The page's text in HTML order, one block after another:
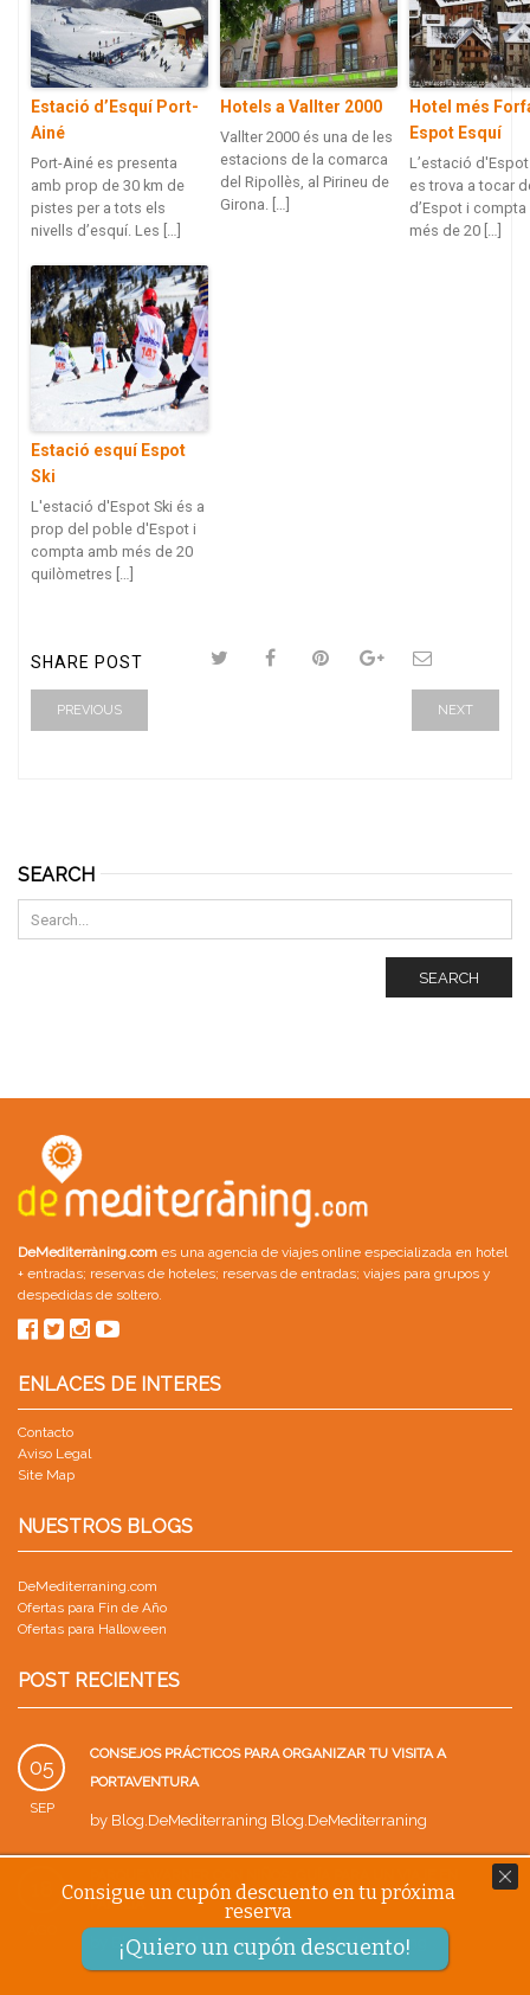
Estació d’Esquí Port-
Ainé
Port-Ainé es presenta
amb prop de 30 km de
pistes per a tots els
nivells d’esquí. Les […]
Hotels a Vallter 2000
Vallter 2000 és una de les
estacions de la comarca
del Ripollès, al Pirineu de
Girona. […]
Hotel més
Espot Esquí
L’estació
es trova a tocar
d’Espot i
més de 20 […]
Estació esquí Espot
Ski
L'estació d'Espot Ski és a
prop del poble d'Espot i
compta amb més de 20
quilòmetres […]
SHARE POST
PREVIOUS NEXT
SEARCH
SEARCH
DeMediterràning.com es una agencia de viajes online especializada en hotel
+ entradas; reservas de hoteles; reservas de entradas; viajes para grupos y
despedidas de soltero
ENLACES DE INTERES
Contacto
Aviso Legal
Site Map
NUESTROS BLOGS
DeMediterraning.com
Ofertas para Fin de Año
Ofertas para Halloween
POST RECIENTES
05
SEP
CONSEJOS PRÁCTICOS PARA ORGANIZAR TU VISITA A
PORTAVENTURA
by Blog.DeMediterraning Blog.DeMediterraning
FAMILIA
Blog.DeMediterraning Blog.DeMediterraning
Consigue un cupón descuento en tu próxima
reserva
¡Quiero un cupón descuento!